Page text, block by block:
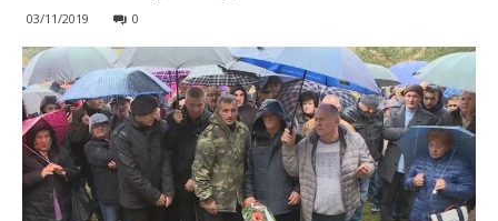
03/11/2019 0